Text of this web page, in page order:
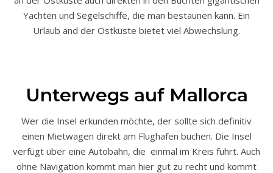
Yachten und Segelschiffe, die man bestaunen kann. Ein
Urlaub and der Ostküste bietet viel Abwechslung.
Unterwegs auf Mallorca
Wer die Insel erkunden möchte, der sollte sich definitiv
einen Mietwagen direkt am Flughafen buchen. Die Insel
verfügt über eine Autobahn, die einmal im Kreis führt. Auch
ohne Navigation kommt man hier gut zu recht und kommt